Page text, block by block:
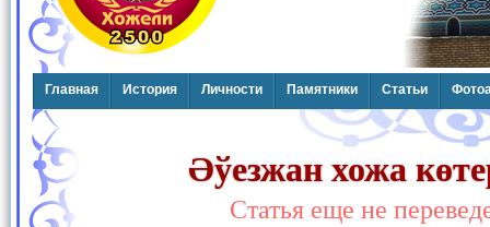
Главная История Личности Памятники Статьи
Әўезжан хожа
Статья еще не